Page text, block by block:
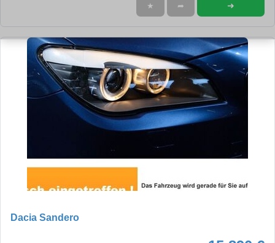
★ ➦ ➜
Dacia Sandero